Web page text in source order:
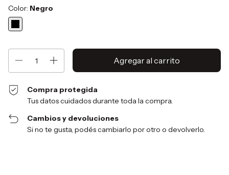
Color: Negro
Compra protegida
Tus datos cuidados durante toda la compra.
Cambios y devoluciones
Si no te gusta, podés cambiarlo por otro o devolverlo.